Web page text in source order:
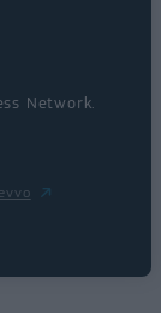
Network